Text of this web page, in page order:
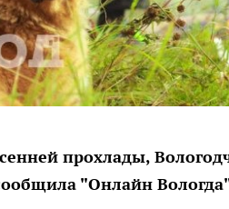
прохлады,
"Онлайн